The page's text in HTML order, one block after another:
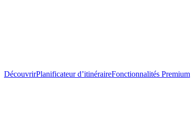
DécouvrirPlanificateur d’itinéraireFonctionnalités Premium